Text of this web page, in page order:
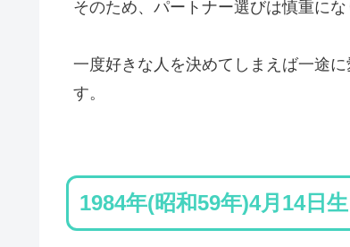
そのため、パートナー選びは慎重にな
一度好きな人を決めてしまえば一途
す。
1984年(昭和59年)4月14日